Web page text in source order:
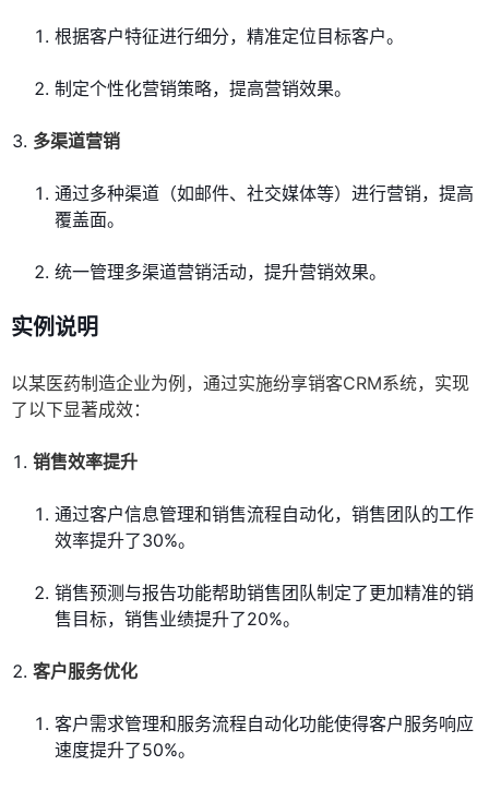
根据客户特征进行细分，精准定位目标客户。
制定个性化营销策略，提高营销效果。
多渠道营销
通过多种渠道（如邮件、社交媒体等）进行营销，提高
覆盖面。
统一管理多渠道营销活动，提升营销效果。
实例说明
以某医药制造企业为例，通过实施纷享销客CRM系统，实现
了以下显著成效：
销售效率提升
通过客户信息管理和销售流程自动化，销售团队的工作
效率提升了30%。
销售预测与报告功能帮助销售团队制定了更加精准的销
售目标，销售业绩提升了20%。
客户服务优化
客户需求管理和服务流程自动化功能使得客户服务响应
速度提升了50%。